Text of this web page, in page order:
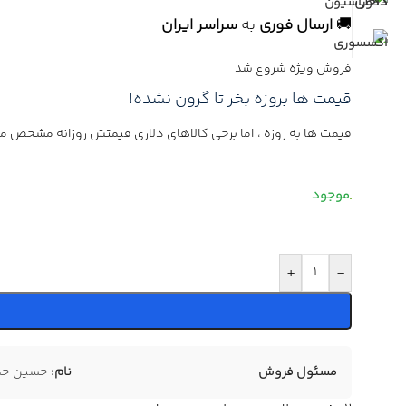
🚚ارسال فوری بهسراسر ایران
فروش ویژه شروع شد
قیمت ها بروزه بخر تا گرون نشده!
قیمت ها به روزه ، اما برخی کالاهای دلاری قیمتش روزانه مشخص
-
+
مسئول فروش نام: حسین